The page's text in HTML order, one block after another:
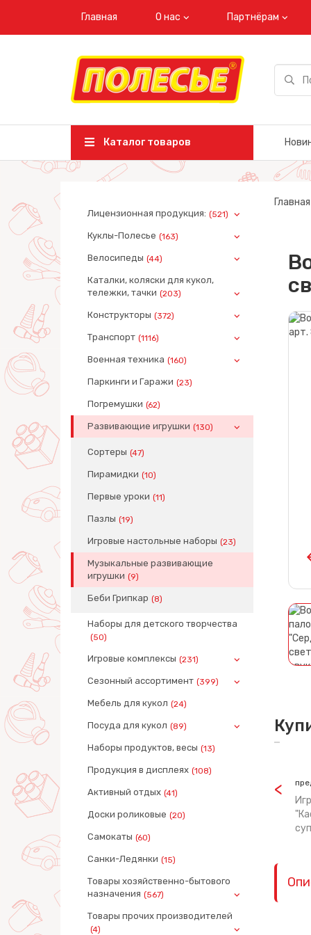
Главная О нас Партнёрам
Каталог товаров
Лицензионная продукция: (521)
Куклы-Полесье (163)
Велосипеды (44)
Каталки, коляски для кукол,
тележки, тачки (203)
Конструкторы (372)
Транспорт (1116)
Военная техника (160)
Паркинги и Гаражи (23)
Погремушки (62)
Развивающие игрушки (130)
Сортеры (47)
Пирамидки (10)
Первые уроки (11)
Пазлы (19)
Игровые настольные наборы (23)
Музыкальные развивающие
игрушки (9)
Беби Грипкар (8)
Наборы для детского творчества
(50)
Игровые комплексы (231)
Сезонный ассортимент (399)
Мебель для кукол (24)
Посуда для кукол (89)
Наборы продуктов, весы (13)
Продукция в дисплеях (108)
Активный отдых (41)
Доски роликовые (20)
Самокаты (60)
Санки-Ледянки (15)
Товары хозяйственно-бытового
назначения (567)
Товары прочих производителей
(4)
Главная